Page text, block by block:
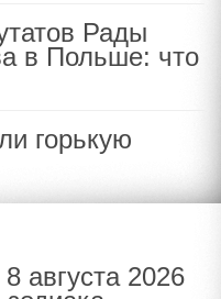
Рады
в Польше: что
горькую
августа 2026